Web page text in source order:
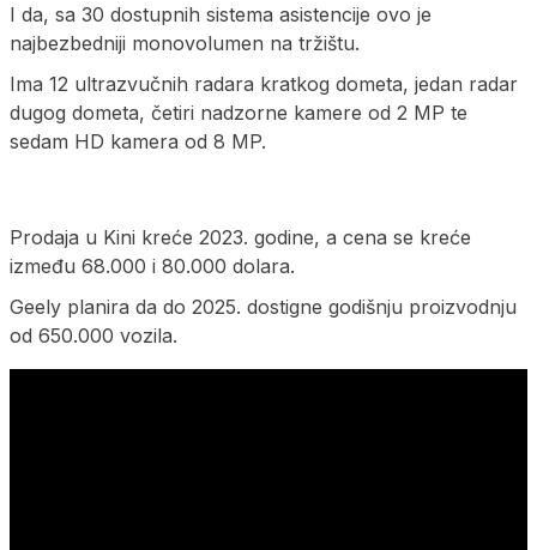
I da, sa 30 dostupnih sistema asistencije ovo je
najbezbedniji monovolumen na tržištu.
Ima 12 ultrazvučnih radara kratkog dometa, jedan radar
dugog dometa, četiri nadzorne kamere od 2 MP te
sedam HD kamera od 8 MP.
Prodaja u Kini kreće 2023. godine, a cena se kreće
između 68.000 i 80.000 dolara.
Geely planira da do 2025. dostigne godišnju proizvodnju
od 650.000 vozila.